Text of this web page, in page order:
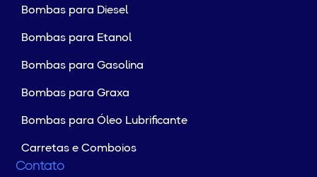
Bombas para Diesel
Bombas para Etanol
Bombas para Gasolina
Bombas para Graxa
Bombas para Óleo Lubrificante
Carretas e Comboios
Contato